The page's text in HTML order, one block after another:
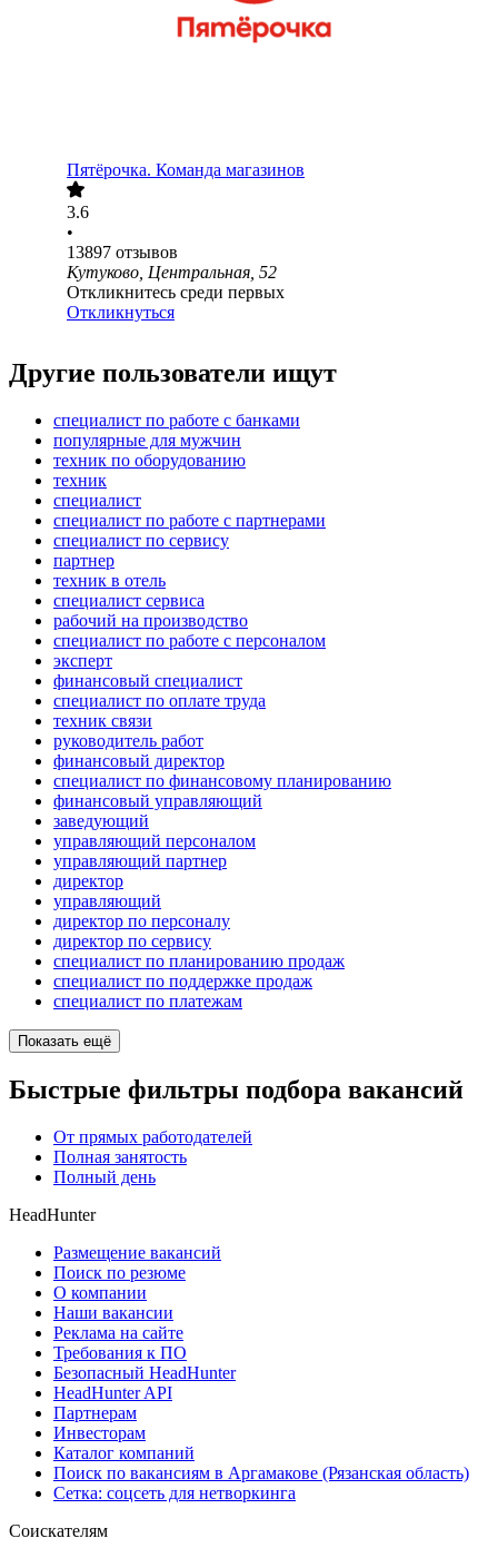
Пятёрочка. Команда магазинов
3.6
•
13897 отзывов
Кутуково, Центральная, 52
Откликнитесь среди первых
Откликнуться
Другие пользователи ищут
специалист по работе с банками
популярные для мужчин
техник по оборудованию
техник
специалист
специалист по работе с партнерами
специалист по сервису
партнер
техник в отель
специалист сервиса
рабочий на производство
специалист по работе с персоналом
эксперт
финансовый специалист
специалист по оплате труда
техник связи
руководитель работ
финансовый директор
специалист по финансовому планированию
финансовый управляющий
заведующий
управляющий персоналом
управляющий партнер
директор
управляющий
директор по персоналу
директор по сервису
специалист по планированию продаж
специалист по поддержке продаж
специалист по платежам
Показать ещё
Быстрые фильтры подбора вакансий
От прямых работодателей
Полная занятость
Полный день
HeadHunter
Размещение вакансий
Поиск по резюме
О компании
Наши вакансии
Реклама на сайте
Требования к ПО
Безопасный HeadHunter
HeadHunter API
Партнерам
Инвесторам
Каталог компаний
Поиск по вакансиям в Аргамакове (Рязанская область)
Сетка: соцсеть для нетворкинга
Соискателям